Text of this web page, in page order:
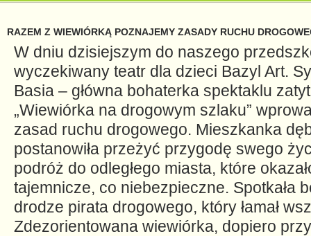
RAZEM Z WIEWIÓRKĄ POZNAJEMY ZASADY RUCHU
W dniu dzisiejszym do naszego
wyczekiwany teatr dla dzieci Bazyl Art.
Basia – główna bohaterka spektaklu
„Wiewiórka na drogowym szlaku”
zasad ruchu drogowego. Mieszkanka
postanowiła przeżyć przygodę swego
podróż do odległego miasta, które
tajemnicze, co niebezpieczne. Spotkała
drodze pirata drogowego, który łamał
Zdezorientowana wiewiórka, dopiero